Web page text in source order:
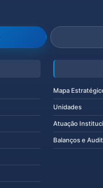
Mapa
Unidades
Atuação
Balanços e